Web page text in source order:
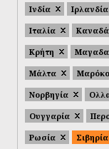
Ινδία
Ιρλανδία
Ιταλία
Κρήτη
Μάλτα
Μαρόκο
Νορβηγία
Ουγγαρία
Ρωσία
Σιβηρία